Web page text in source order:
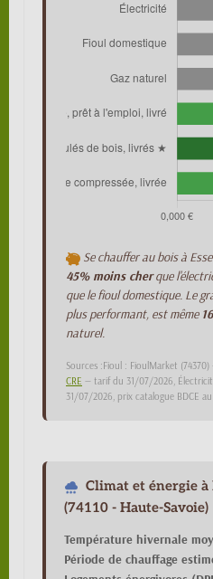
Se chauffer au bois à
45% moins cherque
que le fioul domestique. Le
plus performant, est même
naturel.
Sources :Fioul : FioulMarket
CRE — tarif du 31/07/2026,
31/07/2026, prix catalogue BDCE
Climat et énergie à
(74110 - Haute-Savoie)
Température hivernale
Période de chauffage